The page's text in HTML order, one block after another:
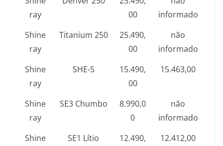
ray
00
informado
Shine
ray
Titanium 250
25.490,
00
não
informado
Shine
ray
SHE-S
15.490,
00
15.463,00
Shine
ray
SE3 Chumbo
8.990,0
0
não
informado
Shine
SE1 Lítio
12.490,
12.412,00